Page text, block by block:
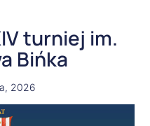
turniej im.
Bińka
2026